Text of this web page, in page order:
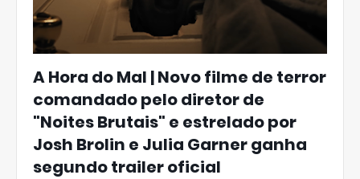
A Hora do Mal | Novo filme de terror
comandado pelo diretor de
"Noites Brutais" e estrelado por
Josh Brolin e Julia Garner ganha
segundo trailer oficial